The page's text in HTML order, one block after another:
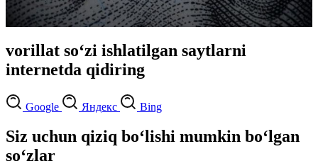
vorillat so‘zi ishlatilgan saytlarni
internetda qidiring
Google Яндекс Bing
Siz uchun qiziq bo‘lishi mumkin bo‘lgan
so‘zlar